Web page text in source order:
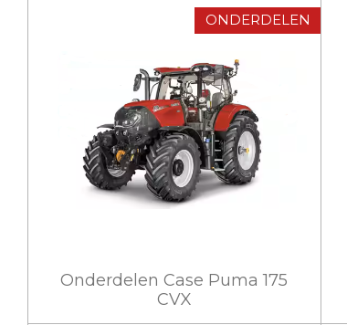
ONDERDELEN
Onderdelen Case Puma 175
CVX